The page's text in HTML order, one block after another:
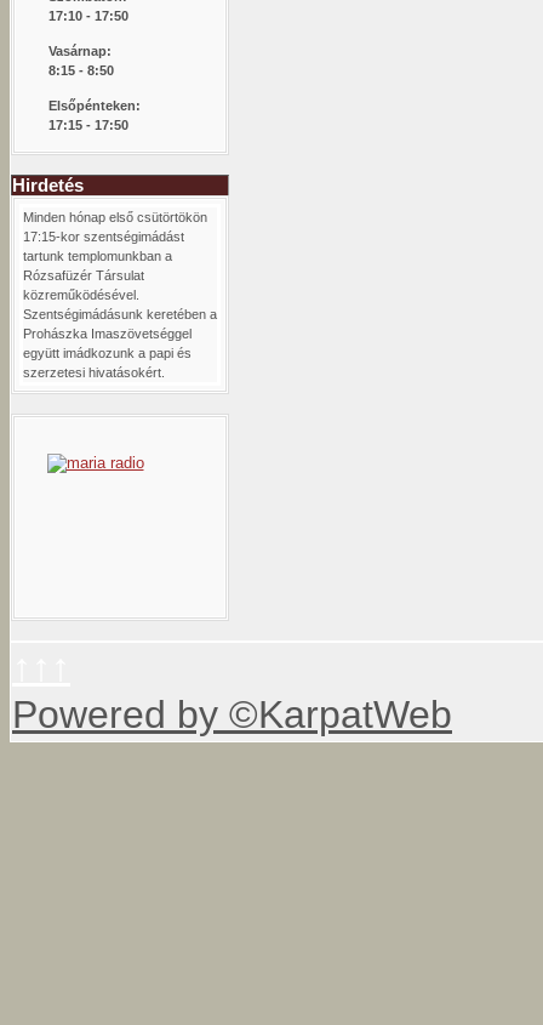
17:10 - 17:50
Vasárnap:
8:15 - 8:50
Elsőpénteken:
17:15 - 17:50
Hirdetés
Minden hónap első csütörtökön
17:15-kor szentségimádást
tartunk templomunkban a
Rózsafüzér Társulat
közreműködésével.
Szentségimádásunk keretében a
Prohászka Imaszövetséggel
együtt imádkozunk a papi és
szerzetesi hivatásokért.
Powered by ©KarpatWeb